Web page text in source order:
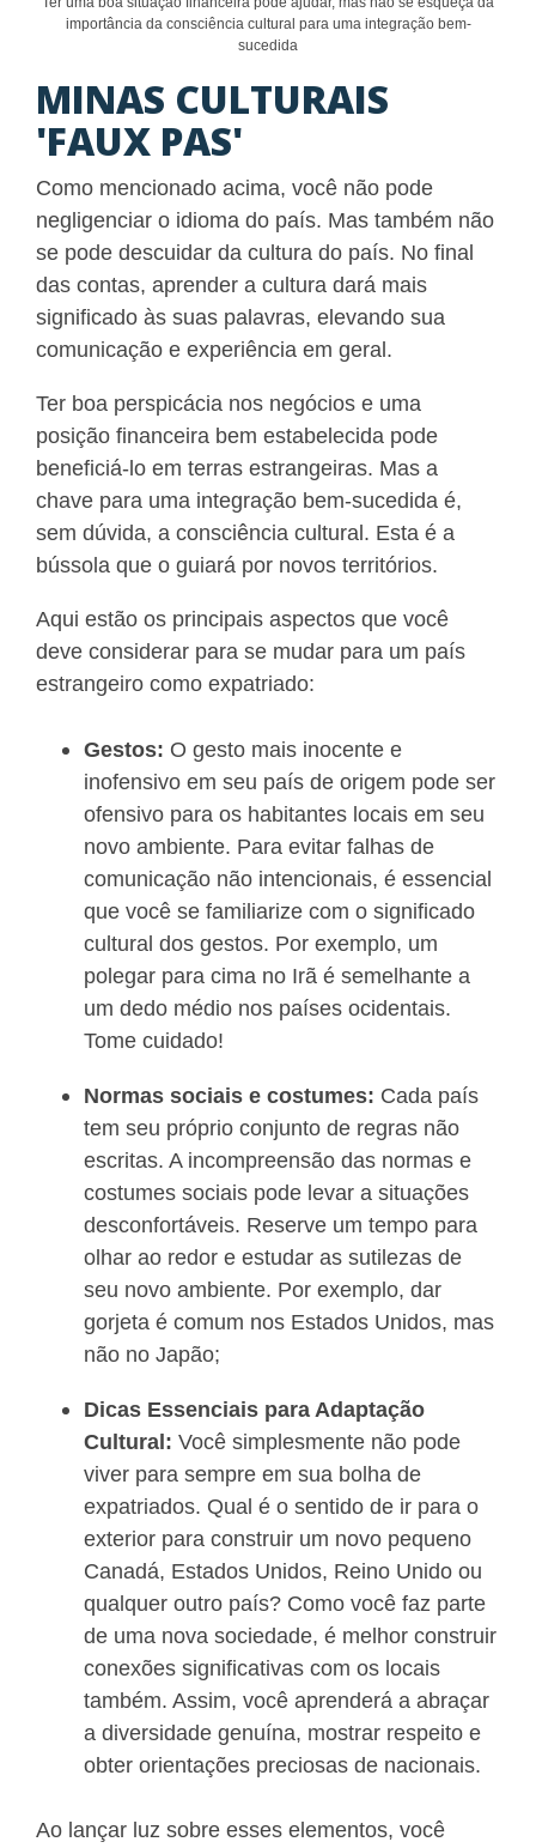
importância da consciência cultural para uma integração bem-
sucedida
MINAS CULTURAIS
'FAUX PAS'
Como mencionado acima, você não pode
negligenciar o idioma do país. Mas também não
se pode descuidar da cultura do país. No final
das contas, aprender a cultura dará mais
significado às suas palavras, elevando sua
comunicação e experiência em geral.
Ter boa perspicácia nos negócios e uma
posição financeira bem estabelecida pode
beneficiá-lo em terras estrangeiras. Mas a
chave para uma integração bem-sucedida é,
sem dúvida, a consciência cultural. Esta é a
bússola que o guiará por novos territórios.
Aqui estão os principais aspectos que você
deve considerar para se mudar para um país
estrangeiro como expatriado:
Gestos: O gesto mais inocente e
inofensivo em seu país de origem pode ser
ofensivo para os habitantes locais em seu
novo ambiente. Para evitar falhas de
comunicação não intencionais, é essencial
que você se familiarize com o significado
cultural dos gestos. Por exemplo, um
polegar para cima no Irã é semelhante a
um dedo médio nos países ocidentais.
Tome cuidado!
Normas sociais e costumes: Cada país
tem seu próprio conjunto de regras não
escritas. A incompreensão das normas e
costumes sociais pode levar a situações
desconfortáveis. Reserve um tempo para
olhar ao redor e estudar as sutilezas de
seu novo ambiente. Por exemplo, dar
gorjeta é comum nos Estados Unidos, mas
não no Japão;
Dicas Essenciais para Adaptação
Cultural: Você simplesmente não pode
viver para sempre em sua bolha de
expatriados. Qual é o sentido de ir para o
exterior para construir um novo pequeno
Canadá, Estados Unidos, Reino Unido ou
qualquer outro país? Como você faz parte
de uma nova sociedade, é melhor construir
conexões significativas com os locais
também. Assim, você aprenderá a abraçar
a diversidade genuína, mostrar respeito e
obter orientações preciosas de nacionais.
Ao lançar luz sobre esses elementos, você